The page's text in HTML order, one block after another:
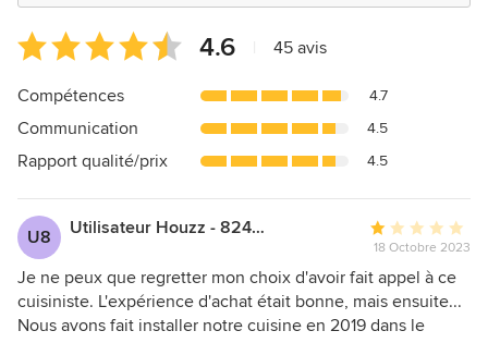
Note
moyenne
:
étoiles
sur
4.6 45 avis
Compétences 4.7
Communication 4.5
Rapport qualité/prix 4.5
U8 Utilisateur Houzz - 824729363
Note
moyenne
:
1
étoiles
18 Octobre 2023
Je ne peux que regretter mon choix d'avoir fait appel à ce
cuisiniste. L'expérience d'achat était bonne, mais ensuite...
Nous avons fait installer notre cuisine en 2019 dans le